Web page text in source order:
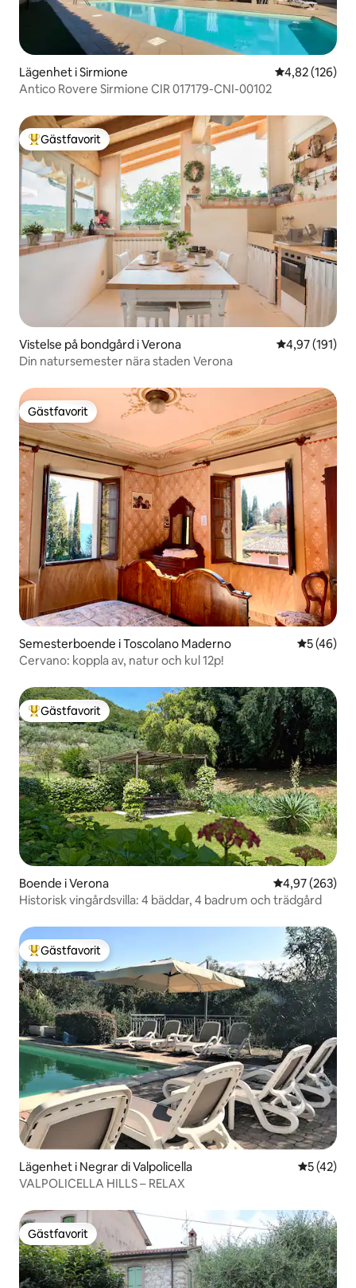
Lägenhet i Sirmione 4,82 av 5 i
4,82 (126)
Antico Rovere Sirmione CIR 017179-CNI-00102
Populär gästfavorit
Gästfavorit
Vistelse på bondgård i Verona 4,97 av 5 i
4,97 (191)
Din natursemester nära staden Verona
Gästfavorit
Gästfavorit
Semesterboende i Toscolano Maderno 5 av 5 i
5 (46)
Cervano: koppla av, natur och kul 12p!
Populär gästfavorit
Gästfavorit
Boende i Verona 4,97 av 5 i
4,97 (263)
Historisk vingårdsvilla: 4 bäddar, 4 badrum och trädgård
Populär gästfavorit
Gästfavorit
Lägenhet i Negrar di Valpolicella 5 av 5 i
5 (42)
VALPOLICELLA HILLS – RELAX
Gästfavorit
Gästfavorit